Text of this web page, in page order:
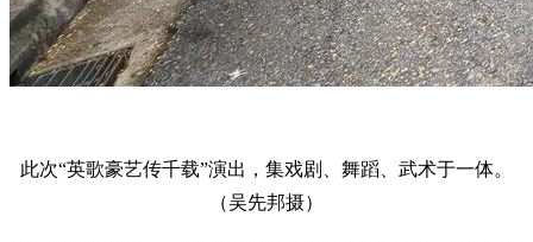
此次“英歌豪艺传千载”演出，集戏剧、舞蹈、武术于一体。
（吴先邦摄）